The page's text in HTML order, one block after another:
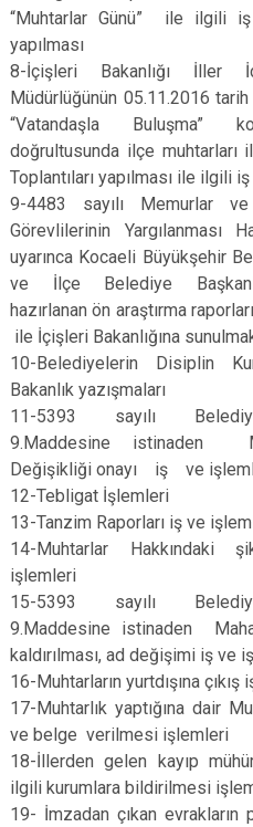
“Muhtarlar Günü” ile ilgili
yapılması
8-İçişleri Bakanlığı İller
Müdürlüğünün 05.11.2016
“Vatandaşla Buluşma”
doğrultusunda ilçe
Toplantıları yapılması ile ilgili
9-4483 sayılı Memurlar
Görevlilerinin Yargılanması
uyarınca Kocaeli Büyükşehir
ve İlçe Belediye
hazırlanan ön araştırma
ile İçişleri Bakanlığına
10-Belediyelerin Disiplin
Bakanlık yazışmaları
11-5393 sayılı
9.Maddesine istinaden
Değişikliği onayı iş ve
12-Tebligat İşlemleri
13-Tanzim Raporları iş ve
14-Muhtarlar Hakkındaki
işlemleri
15-5393 sayılı
9.Maddesine istinaden
kaldırılması, ad değişimi iş ve
16-Muhtarların yurtdışına çıkış
17-Muhtarlık yaptığına dair
ve belge verilmesi işlemleri
18-İllerden gelen kayıp
ilgili kurumlara bildirilmesi
19- İmzadan çıkan evrakların